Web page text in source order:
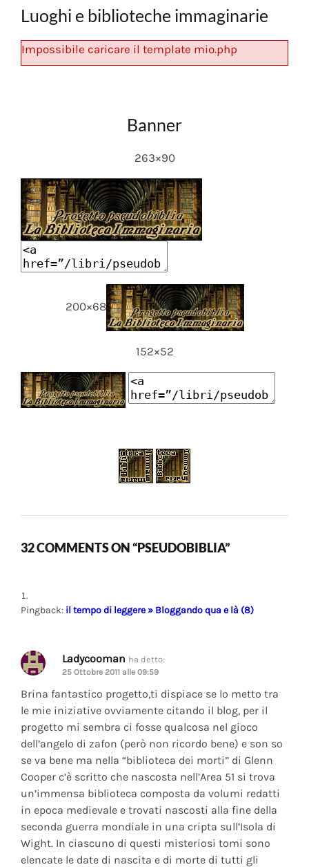
Luoghi e biblioteche immaginarie
Impossibile caricare il template mio.php
Banner
263×90
200×68
152×52
32 COMMENTS ON “PSEUDOBIBLIA”
Pingback: il tempo di leggere » Bloggando qua e là (8)
Ladycooman ha detto:
25 Ottobre 2011 alle 09:59
Brina fantastico progetto,ti dispiace se lo metto tra
le mie iniziative ovviamente citando il blog, per il
progetto mi sembra ci fosse qualcosa nel gioco
dell’angelo di zafon (però non ricordo bene) e son so
se va bene ma nella “biblioteca dei morti” di Glenn
Cooper c’è scritto che nascosta nell’Area 51 si trova
un’immensa biblioteca composta da volumi redatti
in epoca medievale e trovati nascosti alla fine della
seconda guerra mondiale in una cripta sull’Isola di
Wight. In ciascuno di questi misteriosi tomi sono
elencate le date di nascita e di morte di tutti gli